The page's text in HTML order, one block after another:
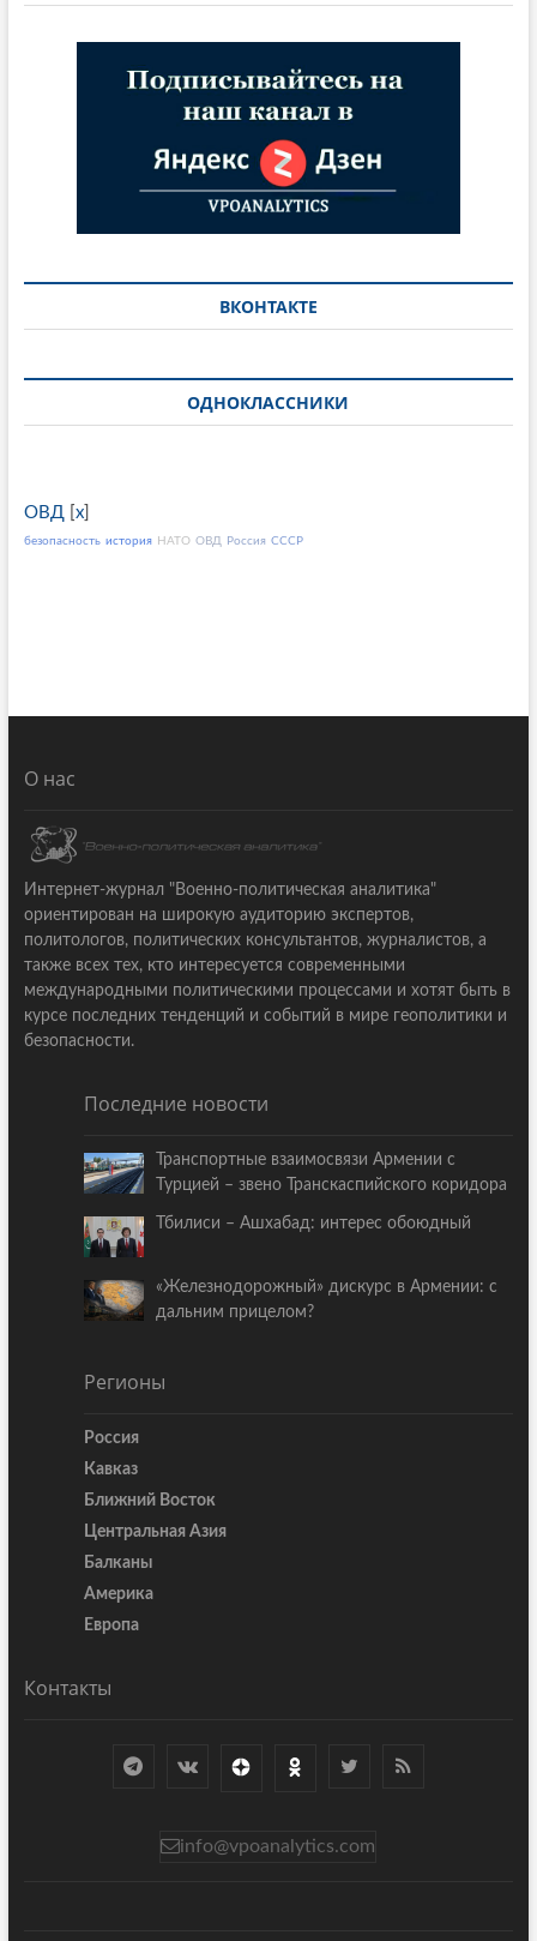
ВКОНТАКТЕ
ОДНОКЛАССНИКИ
ОВД[ x]
безопасность история НАТО ОВД Россия СССР
О нас
Интернет-журнал "Военно-политическая аналитика"
ориентирован на широкую аудиторию экспертов,
политологов, политических консультантов, журналистов, а
также всех тех, кто интересуется современными
международными политическими процессами и хотят быть в
курсе последних тенденций и событий в мире геополитики и
безопасности.
Последние новости
Транспортные взаимосвязи Армении с
Турцией – звено Транскаспийского коридора
Тбилиси – Ашхабад: интерес обоюдный
«Железнодорожный» дискурс в Армении: с
дальним прицелом?
Регионы
Россия
Кавказ
Ближний Восток
Центральная Азия
Балканы
Америка
Европа
Контакты
info@vpoanalytics.com